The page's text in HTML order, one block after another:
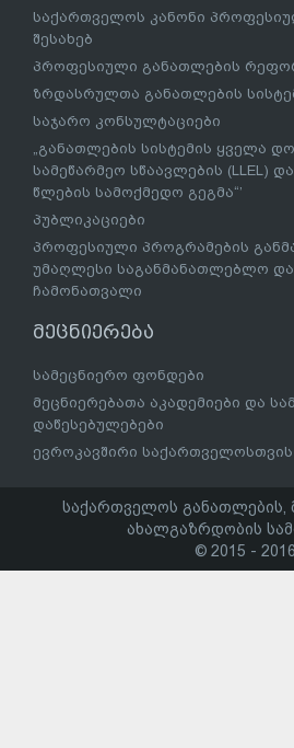
საქართველოს კანონი
შესახებ
პროფესიული განათლების
ზრდასრულთა განათლების
საჯარო კონსულტაციები
„განათლების სისტემის ყველა
სამეწარმეო სწაავლების (LLEL)
წლების სამოქმედო გეგმა“’
პუბლიკაციები
პროფესიული პროგრამების
უმაღლესი საგანმანათლებლო
ჩამონათვალი
მეცნიერება
სამეცნიერო ფონდები
მეცნიერებათა აკადემიები და
დაწესებულებები
ევროკავშირი საქართველოსთვის
საქართველოს განათლების,
ახალგაზრდობის
© 2015 - 2016